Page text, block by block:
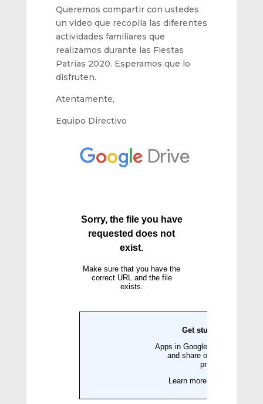
Queremos compartir con ustedes
un video que recopila las diferentes
actividades familiares que
realizamos durante las Fiestas
Patrias 2020. Esperamos que lo
disfruten.
Atentamente,
Equipo Directivo